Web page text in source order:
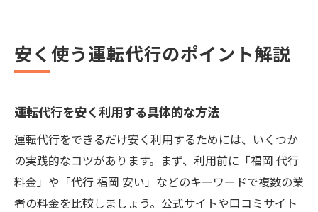
安く使う運転代行のポイント解説
運転代行を安く利用する具体的な方法
運転代行をできるだけ安く利用するためには、いくつか
の実践的なコツがあります。まず、利用前に「福岡 代行
料金」や「代行 福岡 安い」などのキーワードで複数の業
者の料金を比較しましょう。公式サイトや口コミサイト